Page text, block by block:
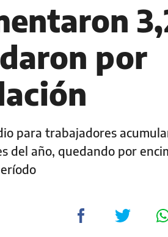
por
para trabajadores
del año, quedando por